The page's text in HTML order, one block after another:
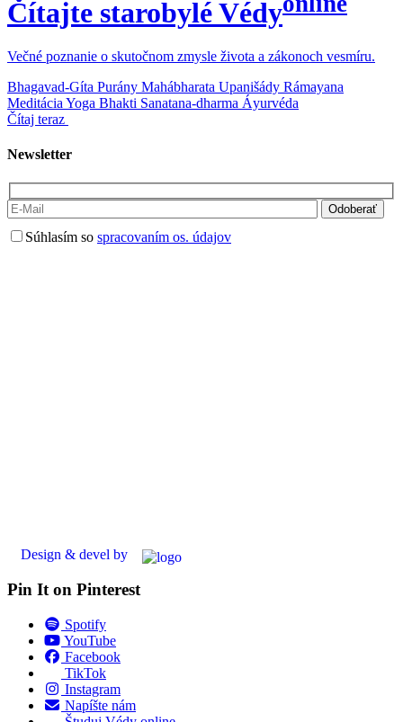
Čítajte starobylé Védy
Večné poznanie o skutočnom zmysle života a zákonoch vesmíru.
Bhagavad-Gíta Purány Mahábharata Upanišády Rámayana
Meditácia Yoga Bhakti Sanatana-dharma Áyurvéda
Čítaj teraz
Newsletter
Súhlasím so spracovaním os. údajov
Design & devel by
Pin It on Pinterest
Spotify
YouTube
Facebook
TikTok
Instagram
Napíšte nám